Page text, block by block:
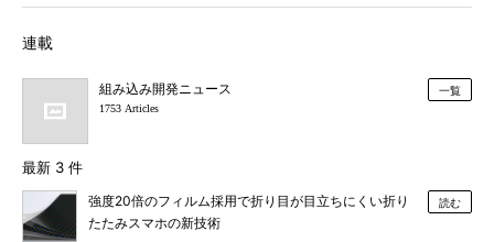
連載
組み込み開発ニュース
1753 Articles
一覧
最新 3 件
強度20倍のフィルム採用で折り目が目立ちにくい折り
たたみスマホの新技術
読む